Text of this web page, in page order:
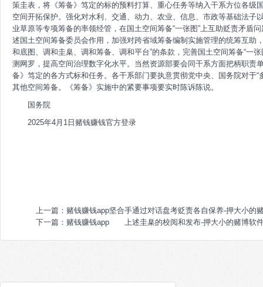
策圭表，将《筹备》笃定的标的预料打算、重心任务等纳入干系方位各级
空间开拓保护。强化对水利、交通、动力、农业、信息、市政等基础法
业草原等专项筹备的率领经管，在国土空间筹备“一张图”上互助贬责矛盾
述国土空间筹备委员会作用，加强对跨省域筹备编制实施管理的统筹互助
和底图、调和圭臬、调和筹备、调和平台”的条款，完善国土空间筹备“一
测网罗，提高空间治理数字化水平。当然资源部要会同干系方面把柄职责
备》笃定的各方式标和任务。各干系部门要执意贯彻党中央、国务院对于
其他空间筹备。《筹备》实施中的紧要事项要实时陈诉陈说。
国务院
2025年4月1日赌钱赚钱官方登录
上一篇： 赌钱赚钱app坚合手通过对话盘考贬责各自保养-押大小的
下一篇： 赌钱赚钱app 上述圭臬的校阅和发布-押大小的赌博软